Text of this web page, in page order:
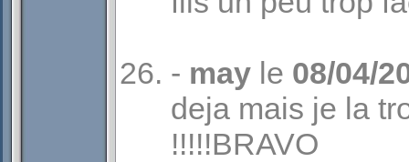
- may le 08/04/
deja mais je la
!!!!!BRAVO